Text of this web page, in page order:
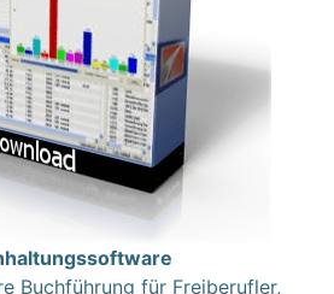
Buchführung für Freiberufler,